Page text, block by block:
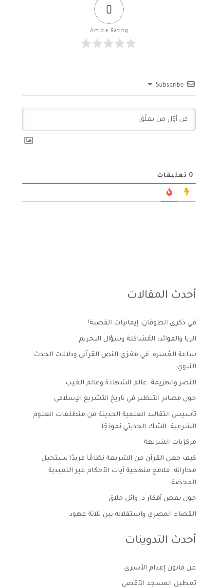
0
Article Rating
Subscribe
0 تعليقات
أحدث المقالات
في ذكرى الطوفان: إيمانيات القضية!
الربا والفوائد: المُشاكلة وسؤال التحريم
ساعة العُسرة: في مغزى النص القرآني ودلالات الحدث
النبوي
النصر والهزيمة: عالم الشهادة وعالم الغيب
حول مصادر التنظير في تاريخ التشريع الإسلامي
تأسيس التقاليد العلمية الحديثة من منطلقات العلوم
الشرعية: الشك الحديثي نموذجًا
مركزيات الشريعة
كيف جعل القرآن من الشريعة نظامًا فريدًا يستحيل
مجاراته: ملامح منهجية آيات الأحكام غير التعبدية
المحضة
حول بعض أفكار د. وائل حلاق
القضاء المصري واستقلاله بين ثلاثة عهود
أحدث التدوينات
عن قانون إعدام الأسرى
تعطيل المسجد الأقصى